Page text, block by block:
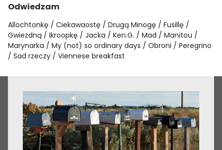
Odwiedzam
Allochtonkę Ciekawaostę Drugą Minogę
Fusillę
Gwiezdną
Ikroopkę Jacka Ken.G. Mad
Manitou
Marynarka
My (not) so ordinary days Obroni
Peregrino
Sad rzeczy
Viennese breakfast